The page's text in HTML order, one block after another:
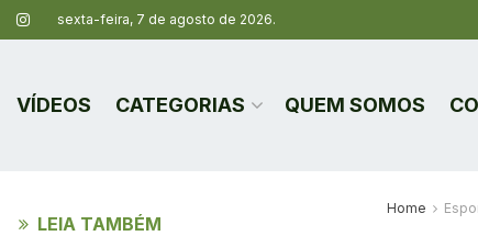
sexta-feira, 7 de agosto de 2026.
VÍDEOS CATEGORIAS QUEM SOMOS
Home
LEIA TAMBÉM